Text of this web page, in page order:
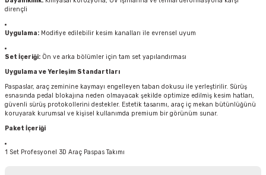
dirençli
Uygulama: Modifiye edilebilir kesim kanalları ile evrensel uyum
Set İçeriği: Ön ve arka bölümler için tam set yapılandırması
Uygulama ve Yerleşim Standartları
Paspaslar, araç zeminine kaymayı engelleyen taban dokusu ile yerleştirilir. Sürüş
esnasında pedal blokajına neden olmayacak şekilde optimize edilmiş kesim hatları,
güvenli sürüş protokollerini destekler. Estetik tasarımı, araç iç mekan bütünlüğünü
koruyarak kurumsal ve kişisel kullanımda premium bir görünüm sunar.
Paket İçeriği
1 Set Profesyonel 3D Araç Paspas Takımı